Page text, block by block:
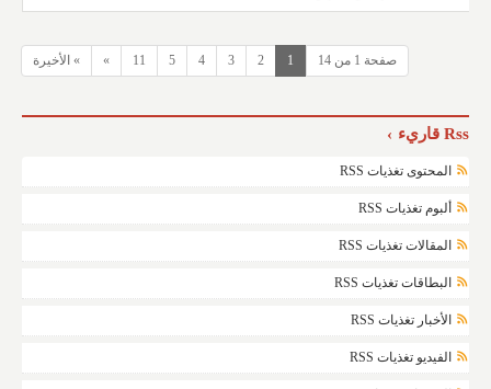
صفحة 1 من 14 1
2
3
4
5
11
» » الأخيرة
Rss قاريء
المحتوى تغذيات RSS
ألبوم تغذيات RSS
المقالات تغذيات RSS
البطاقات تغذيات RSS
الأخبار تغذيات RSS
الفيديو تغذيات RSS